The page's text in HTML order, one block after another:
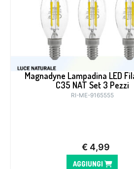
Magnadyne Lampadina LED
C35 NAT Set 3 Pezzi
RI-ME-9165555
€ 4,99
AGGIUNGI